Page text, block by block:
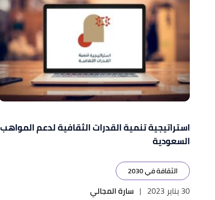
استراتيجية تنمية القدرات الثقافية لدعم المواهب
السعودية
الثقافة في 2030
30 يناير 2023 | سارة المجالي